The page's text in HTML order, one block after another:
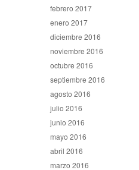
febrero 2017
enero 2017
diciembre 2016
noviembre 2016
octubre 2016
septiembre 2016
agosto 2016
julio 2016
junio 2016
mayo 2016
abril 2016
marzo 2016